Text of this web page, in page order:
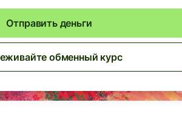
Отправить деньги
обменный курс